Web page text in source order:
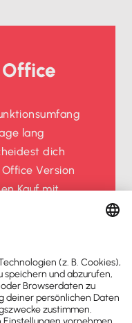
lang
dich
Version
Kauf mit